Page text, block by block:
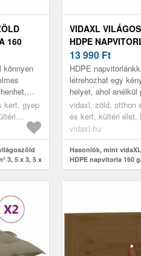
160
M
könnyen
a ker...
kert, gyep
3, 5 x 3, 5 x
VIDAXL
HDPE
G/M² 3 X 4, 5 M
13 990 Ft
HDPE
létrehozhat egy
helyet, ahol anélkül
hogy a nap káros
ki lenne téve,
vidaxl, zöld, otthon
és kert, kültéri élet,
napernyők és
vidaxl.hu
Hasonlók, mint
HDPE napvitorla 160